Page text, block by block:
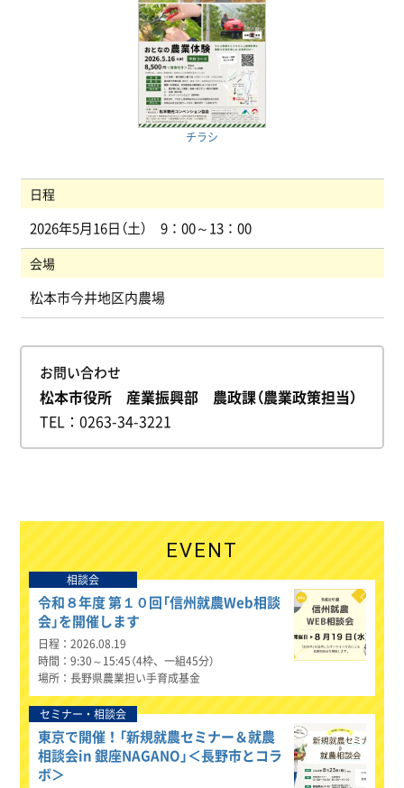
チラシ
日程
2026年5月16日（土） 9：00～13：00
会場
松本市今井地区内農場
お問い合わせ
松本市役所 産業振興部 農政課（農業政策担当）
TEL
0263-34-3221
EVENT
相談会
令和８年度 第１０回「信州就農Web相談
会」を開催します
日程
2026.08.19
時間
9:30～15:45（4枠、一組45分）
場所
長野県農業担い手育成基金
セミナー・相談会
東京で開催！「新規就農セミナー＆就農
相談会in 銀座NAGANO」＜長野市とコラ
ボ＞